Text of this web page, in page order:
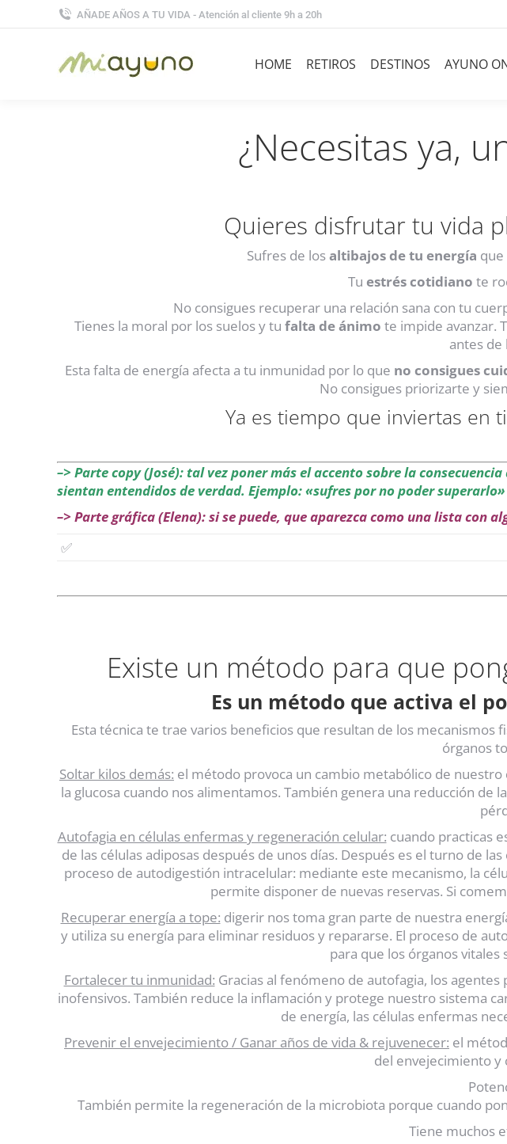
AÑADE AÑOS A TU VIDA - Atención al cliente 9h a 20h
HOME RETIROS DESTINOS AYUNO
¿Necesitas ya,
Quieres disfrutar tu vida
Sufres de losaltibajos de tu energía que
Tu estrés cotidiano te
No consigues recuperar una relación sana con tu
Tienes la moral por los suelos y tu falta de ánimo te impide avanzar.
antes de
Esta falta de energía afecta a tu inmunidad por lo que no consigues
No consigues priorizarte y
Ya es tiempo que inviertas en
–> Parte copy (José): tal vez poner más el accento sobre la
sientan entendidos de verdad. Ejemplo: «sufres por no poder superarlo»
–> Parte gráfica (Elena): si se puede, que aparezca como una lista con
✅
Existe un método para que
Es un método que activa el
Esta técnica te trae varios beneficios que resultan de los
órganos
Soltar kilos demás: el método provoca un cambio metabólico de
la glucosa cuando nos alimentamos. También genera una reducción
Autofagia en células enfermas y regeneración celular: cuando practicas
de las células adiposas después de unos días. Después es el turno de
proceso de autodigestión intracelular: mediante este mecanismo, la
permite disponer de nuevas reservas. Si
Recuperar energía a tope: digerir nos toma gran parte de nuestra
y utiliza su energía para eliminar residuos y repararse. El proceso de
para que los órganos
Fortalecer tu inmunidad: Gracias al fenómeno de autofagia, los
inofensivos. También reduce la inflamación y protege nuestro sistema
de energía, las células enfermas
Prevenir el envejecimiento / Ganar años de vida & rejuvenecer: el
del envejecimiento y
También permite la regeneración de la microbiota porque cuando
Tiene muchos